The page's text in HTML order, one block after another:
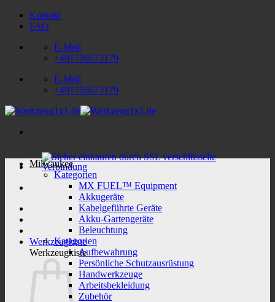
Zum
Inhalt
Kontakt
FAQ
E-Mail
+491706673179
E-Mail
+491706673179
Werkzeugkiste
Werkzeugkiste
Milwaukee
Kategorien
MX FUEL™ Equipment
Akkugeräte
Kabelgeführte Geräte
Akku-Gartengeräte
Beleuchtung
Kategorien
Aufbewahrung
Persönliche Schutzausrüstung
Handwerkzeuge
Arbeitsbekleidung
Zubehör